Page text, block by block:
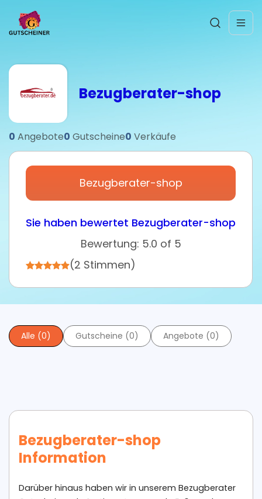
Bezugberater-shop
0 Angebote0 Gutscheine0 Verkäufe
Bezugberater-shop
Sie haben bewertet Bezugberater-shop
Bewertung: 5.0 of 5
(2 Stimmen)
Alle (0) Gutscheine (0) Angebote (0)
Bezugberater-shop
Information
Darüber hinaus haben wir in unserem Bezugberater